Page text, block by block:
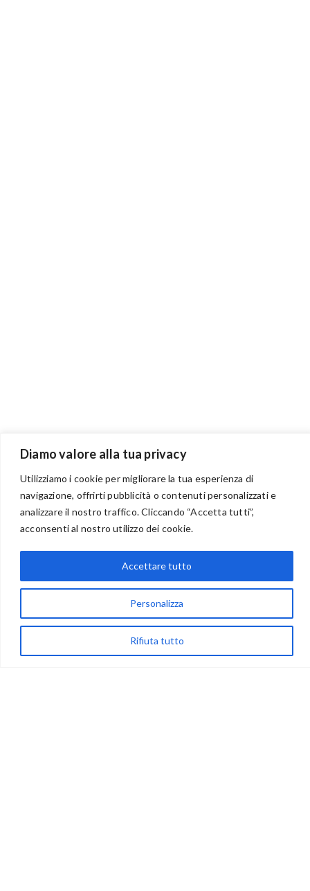
Diamo valore alla tua privacy
Utilizziamo i cookie per migliorare la tua esperienza di
navigazione, offrirti pubblicità o contenuti personalizzati e
analizzare il nostro traffico. Cliccando “Accetta tutti”,
acconsenti al nostro utilizzo dei cookie.
Personalizza
Rifiuta tutto
Accettare tutto
BENVENUTI NEL PORTALE RIVENDITORI
via Acqua delle Noci 12
83024 Monteforte Irpino (AV)
(+39) 081-7777233